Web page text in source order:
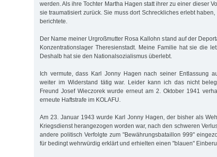
werden. Als ihre Tochter Martha Hagen statt ihrer zu einer dieser
sie traumatisiert zurück. Sie muss dort Schreckliches erlebt
berichtete.
Der Name meiner Urgroßmutter Rosa Kallohn stand auf der
Konzentrationslager Theresienstadt. Meine Familie hat sie die
Deshalb hat sie den Nationalsozialismus überlebt.
Ich vermute, dass Karl Jonny Hagen nach seiner Entlassung
weiter im Widerstand tätig war. Leider kann ich das nicht
Freund Josef Wieczorek wurde erneut am 2. Oktober 1941
erneute Haftstrafe im KOLAFU.
Am 23. Januar 1943 wurde Karl Jonny Hagen, der bisher als
Kriegsdienst herangezogen worden war, nach den schweren
andere politisch Verfolgte zum "Bewährungsbataillon 999"
für bedingt wehrwürdig erklärt und erhielten einen "blauen"